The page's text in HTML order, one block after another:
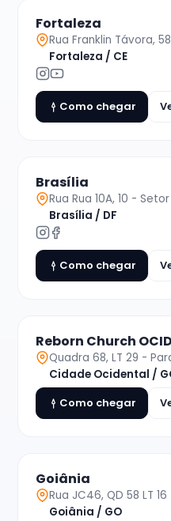
Fortaleza
Rua Franklin Távora,
Fortaleza / CE
Como chegar
Brasília
Rua Rua 10A, 10 -
Brasília / DF
Como chegar
Reborn Church
Quadra 68, LT 29 -
Cidade Ocidental /
Como chegar
Goiânia
Rua JC46, QD 58 LT
Goiânia / GO